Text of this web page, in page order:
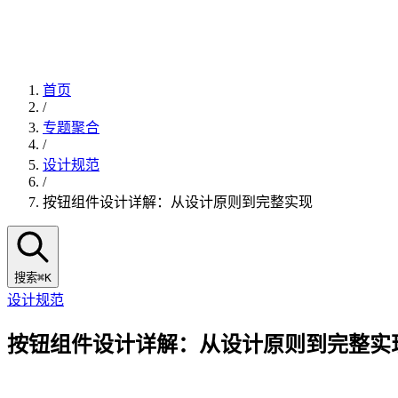
首页
/
专题聚合
/
设计规范
/
按钮组件设计详解：从设计原则到完整实现
搜索⌘K
设计规范
按钮组件设计详解：从设计原则到完整实